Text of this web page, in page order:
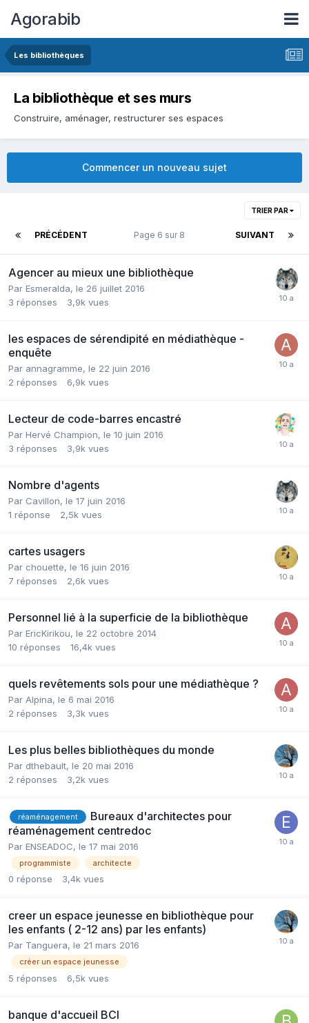
Agorabib
Les bibliothèques
La bibliothèque et ses murs
Construire, aménager, restructurer ses espaces
Commencer un nouveau sujet
TRIER PAR
PRÉCÉDENT SUIVANT
Page 6 sur 8
Agencer au mieux une bibliothèque
Par Esmeralda, le 26 juillet 2016
3 réponses 3,9k vues
les espaces de sérendipité en médiathèque -
enquête
Par annagramme, le 22 juin 2016
2 réponses 6,9k vues
Lecteur de code-barres encastré
Par Hervé Champion, le 10 juin 2016
3 réponses 3,9k vues
Nombre d'agents
Par Cavillon, le 17 juin 2016
1 réponse 2,5k vues
cartes usagers
Par chouette, le 16 juin 2016
7 réponses 2,6k vues
Personnel lié à la superficie de la bibliothèque
Par EricKirikou, le 22 octobre 2014
10 réponses 16,4k vues
quels revêtements sols pour une médiathèque ?
Par Alpina, le 6 mai 2016
2 réponses 3,3k vues
Les plus belles bibliothèques du monde
Par dthebault, le 20 mai 2016
2 réponses 3,2k vues
réaménagement
Bureaux d'architectes pour
réaménagement centredoc
Par ENSEADOC, le 17 mai 2016
programmiste architecte
0 réponse 3,4k vues
creer un espace jeunesse en bibliothèque pour
les enfants ( 2-12 ans) par les enfants)
Par Tanguera, le 21 mars 2016
créer un espace jeunesse
5 réponses 6,5k vues
banque d'accueil BCI